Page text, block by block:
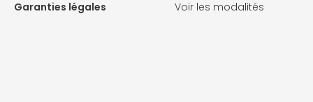
Garanties légales
Voir les modalités